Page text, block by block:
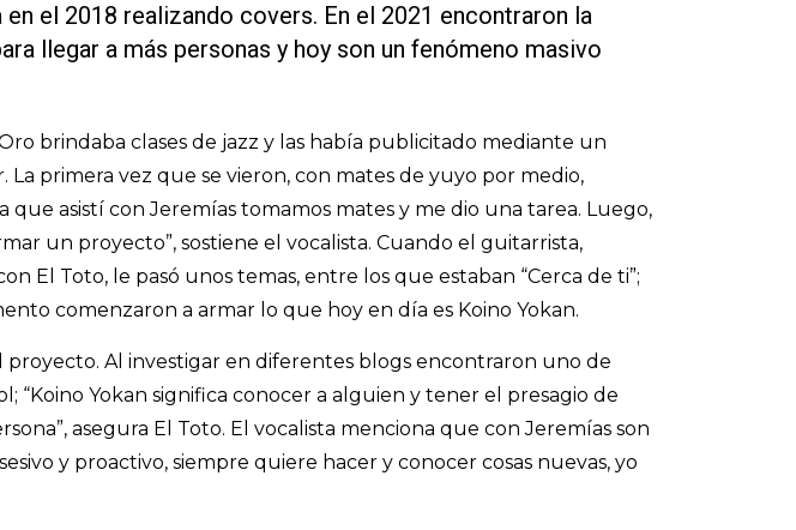
el 2018 realizando covers. En el 2021 encontraron la
llegar a más personas y hoy son un fenómeno masivo
brindaba clases de jazz y las había publicitado mediante un
La primera vez que se vieron, con mates de yuyo por medio,
que asistí con Jeremías tomamos mates y me dio una tarea. Luego,
un proyecto”, sostiene el vocalista. Cuando el guitarrista,
El Toto, le pasó unos temas, entre los que estaban “Cerca de ti”;
comenzaron a armar lo que hoy en día es Koino Yokan.
Al investigar en diferentes blogs encontraron uno de
“Koino Yokan significa conocer a alguien y tener el presagio de
asegura El Toto. El vocalista menciona que con Jeremías son
y proactivo, siempre quiere hacer y conocer cosas nuevas, yo